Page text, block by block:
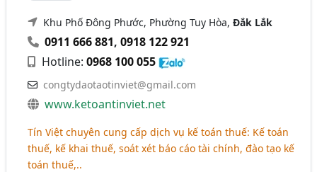
Khu Phố Đông Phước, Phường Tuy Hòa,Đắk Lắk
0911 666 881,0918 122 921
Hotline:0968 100 055
congtydaotaotinviet@gmail.com
www.ketoantinviet.net
Tín Việt chuyên cung cấp dịch vụ kế toán thuế: Kế toán
thuế, kế khai thuế, soát xét báo cáo tài chính, đào tạo kế
toán thuế,..